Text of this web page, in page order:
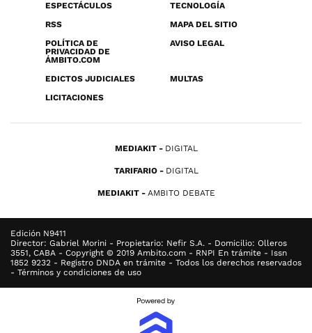
ESPECTÁCULOS
TECNOLOGÍA
RSS
MAPA DEL SITIO
POLÍTICA DE
PRIVACIDAD DE
ÁMBITO.COM
AVISO LEGAL
EDICTOS JUDICIALES
MULTAS
LICITACIONES
MEDIAKIT DIGITAL
TARIFARIO DIGITAL
MEDIAKIT AMBITO DEBATE
Edición N9411
Director: Gabriel Morini - Propietario: Nefir S.A. - Domicilio: Olleros
3551, CABA - Copyright © 2019 Ambito.com - RNPI En trámite - Issn
1852 9232 - Registro DNDA en trámite - Todos los derechos reservados
- Términos y condiciones de uso